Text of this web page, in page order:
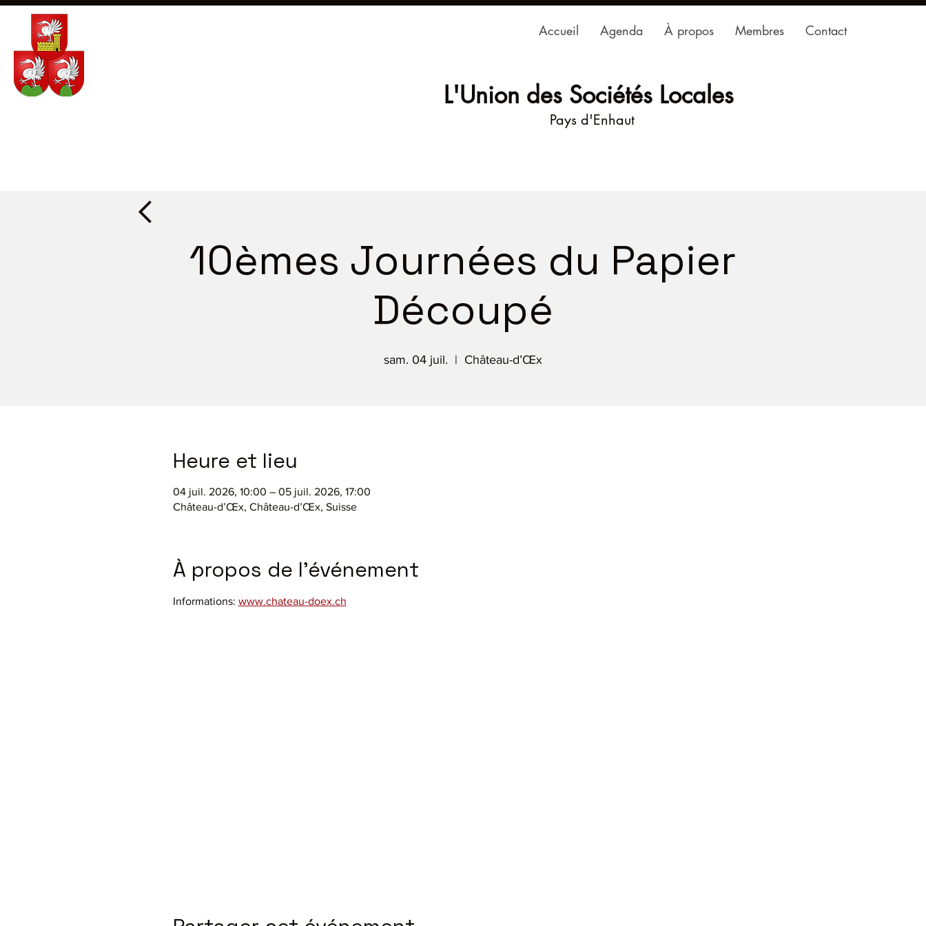
Accueil Agenda À propos Membres Contact
L'Union des Sociétés Locales
Pays d'Enhaut
10èmes Journées du Papier
Découpé
sam. 04 juil.
  |
Château-d’Œx
Heure et lieu
04 juil. 2026, 10:00 – 05 juil. 2026, 17:00
Château-d’Œx, Château-d’Œx, Suisse
À propos de l'événement
Informations: www.chateau-doex.ch